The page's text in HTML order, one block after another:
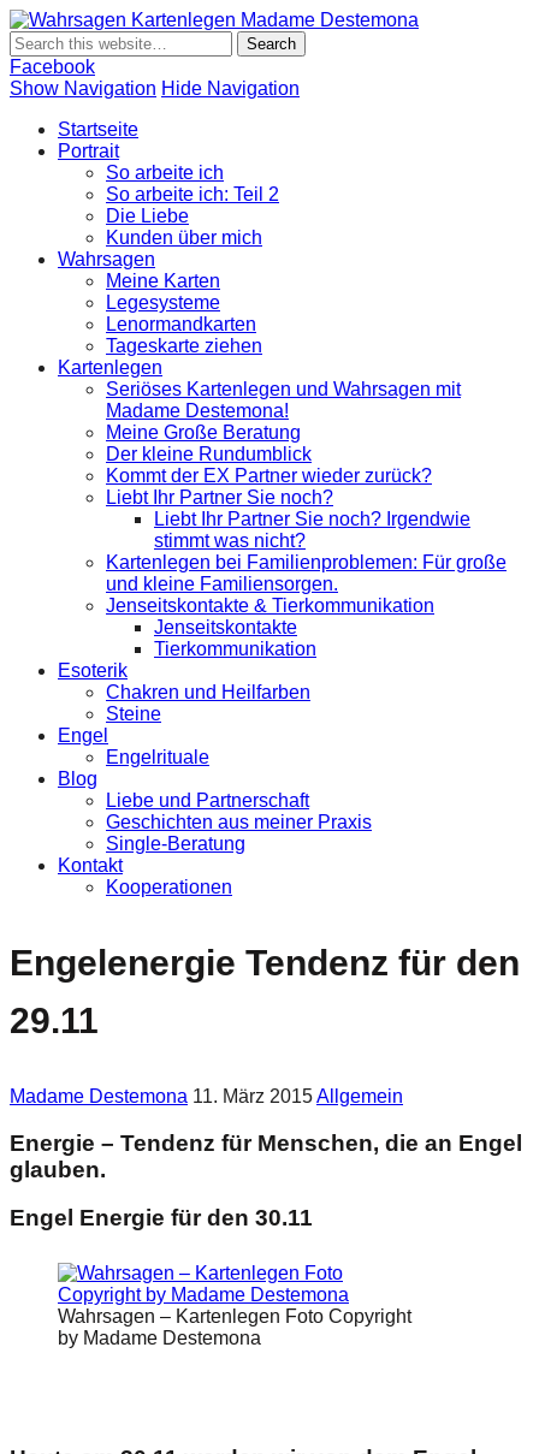
Wahrsagen und Kartenlegen Madame Destemona
Facebook
Show Navigation Hide Navigation
Startseite
Portrait
So arbeite ich
So arbeite ich: Teil 2
Die Liebe
Kunden über mich
Wahrsagen
Meine Karten
Legesysteme
Lenormandkarten
Tageskarte ziehen
Kartenlegen
Seriöses Kartenlegen und Wahrsagen mit
Madame Destemona!
Meine Große Beratung
Der kleine Rundumblick
Kommt der EX Partner wieder zurück?
Liebt Ihr Partner Sie noch?
Liebt Ihr Partner Sie noch? Irgendwie
stimmt was nicht?
Kartenlegen bei Familienproblemen: Für große
und kleine Familiensorgen.
Jenseitskontakte & Tierkommunikation
Jenseitskontakte
Tierkommunikation
Esoterik
Chakren und Heilfarben
Steine
Engel
Engelrituale
Blog
Liebe und Partnerschaft
Geschichten aus meiner Praxis
Single-Beratung
Kontakt
Kooperationen
Engelenergie Tendenz für den
29.11
Madame Destemona 11. März 2015Allgemein
Energie – Tendenz für Menschen, die an Engel
glauben.
Engel Energie für den 30.11
Wahrsagen – Kartenlegen Foto Copyright
by Madame Destemona